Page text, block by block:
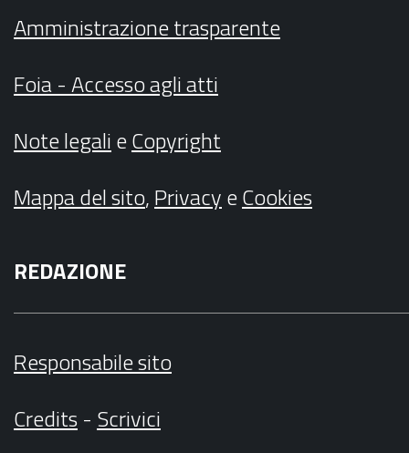
Amministrazione trasparente
Foia - Accesso agli atti
Note legalieCopyright
Mappa del sito,PrivacyeCookies
REDAZIONE
Responsabile sito
Credits- Scrivici